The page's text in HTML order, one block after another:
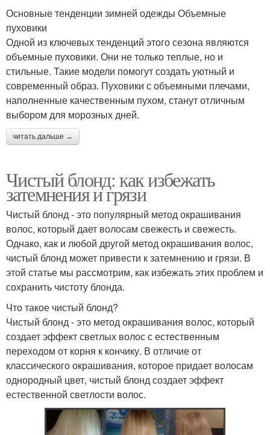
Основные тенденции зимней одежды Объемные
пуховики
Одной из ключевых тенденций этого сезона являются
объемные пуховики. Они не только теплые, но и
стильные. Такие модели помогут создать уютный и
современный образ. Пуховики с объемными плечами,
наполненные качественным пухом, станут отличным
выбором для морозных дней.
читать дальше →
Чистый блонд: как избежать
затемнения и грязи
Чистый блонд - это популярный метод окрашивания
волос, который дает волосам свежесть и свежесть.
Однако, как и любой другой метод окрашивания волос,
чистый блонд может привести к затемнению и грязи. В
этой статье мы рассмотрим, как избежать этих проблем и
сохранить чистоту блонда.
Что такое чистый блонд?
Чистый блонд - это метод окрашивания волос, который
создает эффект светлых волос с естественным
переходом от корня к кончику. В отличие от
классического окрашивания, которое придает волосам
однородный цвет, чистый блонд создает эффект
естественной светлости волос.